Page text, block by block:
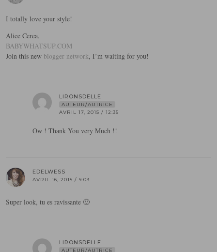
I totally love your style!
Alice Cerea,
BABYWHATSUP.COM
Join this new blogger network, I’m waiting for you!
LIRONSDELLE
AUTEUR/AUTRICE
AVRIL 17, 2015 / 12:35
Ow ! Thank You very Much !!
EDELWESS
AVRIL 16, 2015 / 9:03
Super look, tu es ravissante 🙂
LIRONSDELLE
AUTEUR/AUTRICE